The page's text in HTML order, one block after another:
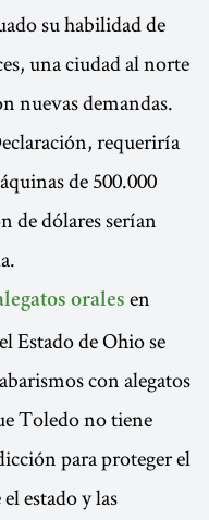
su habilidad de
una ciudad al norte
nuevas demandas.
requeriría
de 500.000
de dólares serían
orales en
Estado de Ohio se
con alegatos
Toledo no tiene
para proteger el
estado y las